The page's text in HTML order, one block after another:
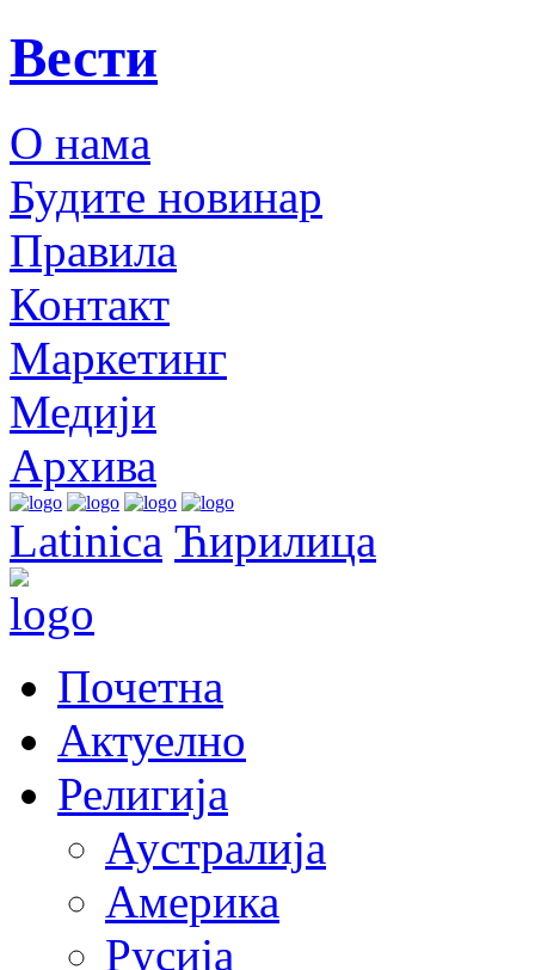
Вести
О нама
Будите новинар
Правила
Контакт
Маркетинг
Медији
Архива
Latinica Ћирилица
Почетна
Актуелно
Религија
Аустралија
Америка
Русија